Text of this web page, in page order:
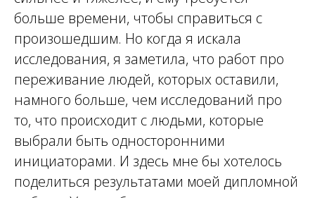
больше времени, чтобы справиться с
произошедшим. Но когда я искала
исследования, я заметила, что работ про
переживание людей, которых оставили,
намного больше, чем исследований про
то, что происходит с людьми, которые
выбрали быть односторонними
инициаторами. И здесь мне бы хотелось
поделиться результатами моей дипломной